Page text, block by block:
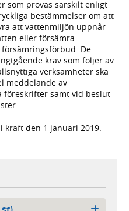
som prövas särskilt enligt
bestämmelser om att
att vattenmiljön uppnår
eller försämra
De
krav som följer av
verksamheter ska
meddelande av
föreskrifter samt vid beslut
kraft den 1 januari 2019.